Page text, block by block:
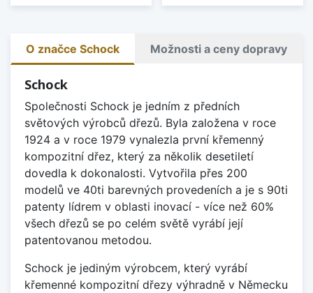
O značce Schock Možnosti a ceny dopravy
Schock
Společnosti Schock je jedním z předních
světových výrobců dřezů. Byla založena v roce
1924 a v roce 1979 vynalezla první křemenný
kompozitní dřez, který za několik desetiletí
dovedla k dokonalosti. Vytvořila přes 200
modelů ve 40ti barevných provedeních a je s 90ti
patenty lídrem v oblasti inovací - více než 60%
všech dřezů se po celém světě vyrábí její
patentovanou metodou.
Schock je jediným výrobcem, který vyrábí
křemenné kompozitní dřezy výhradně v Německu